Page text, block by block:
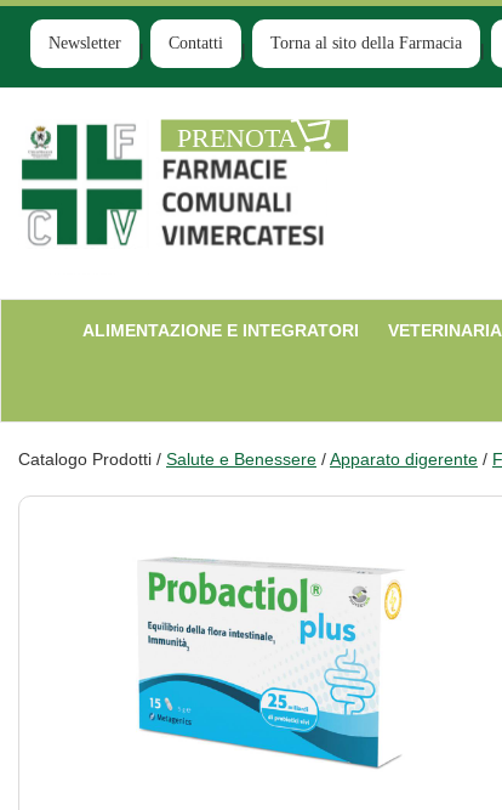
Passa
contenuto
principale
Newsletter Contatti Torna al sito della Farmacia
Farmacia
Comunale
ALIMENTAZIONE E INTEGRATORI VETERINARIA
Catalogo Prodotti / Salute e Benessere /Apparato digerente /